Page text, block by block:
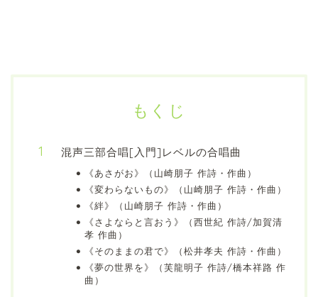
もくじ
混声三部合唱[入門]レベルの合唱曲
《あさがお》（山崎朋子 作詩・作曲）
《変わらないもの》（山崎朋子 作詩・作曲）
《絆》（山崎朋子 作詩・作曲）
《さよならと言おう》（西世紀 作詩/加賀清
孝 作曲）
《そのままの君で》（松井孝夫 作詩・作曲）
《夢の世界を》（芙龍明子 作詩/橋本祥路 作
曲）